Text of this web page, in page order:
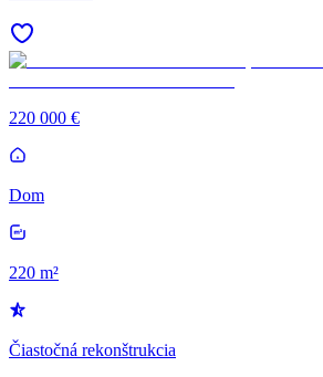
220 000 €
Dom
220 m²
Čiastočná rekonštrukcia